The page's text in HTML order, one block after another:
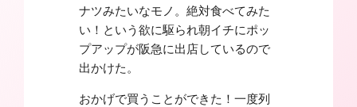
ナツみたいなモノ。絶対食べてみた
い！という欲に駆られ朝イチにポッ
プアップが阪急に出店しているので
出かけた。
おかげで買うことができた！一度列